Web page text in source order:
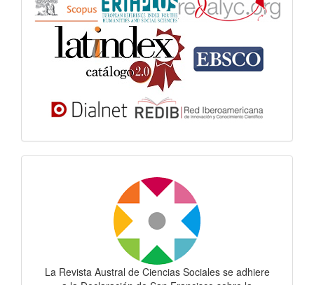
La Revista Austral de Ciencias Sociales se adhiere